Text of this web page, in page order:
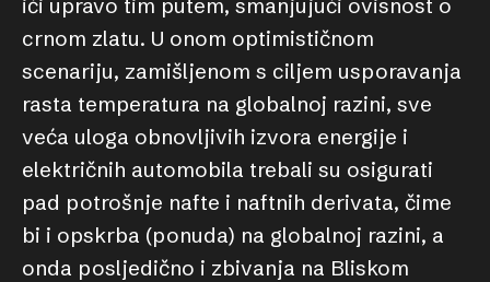
ići upravo tim putem, smanjujući ovisnost o
crnom zlatu. U onom optimističnom
scenariju, zamišljenom s ciljem usporavanja
rasta temperatura na globalnoj razini, sve
veća uloga obnovljivih izvora energije i
električnih automobila trebali su osigurati
pad potrošnje nafte i naftnih derivata, čime
bi i opskrba (ponuda) na globalnoj razini, a
onda posljedično i zbivanja na Bliskom